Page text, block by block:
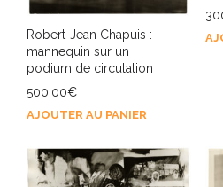
Robert-Jean Chapuis :
mannequin sur un
podium de circulation
500,00€
AJOUTER AU PANIER